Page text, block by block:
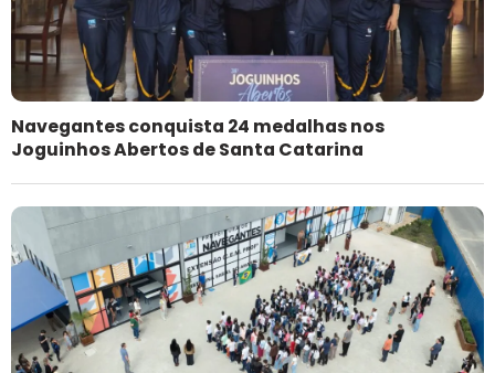
Navegantes conquista 24 medalhas nos
Joguinhos Abertos de Santa Catarina